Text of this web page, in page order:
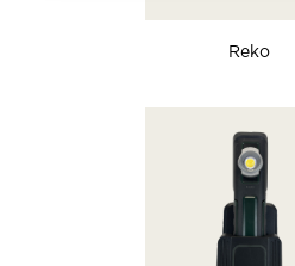
Reko